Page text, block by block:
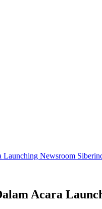
Launching Newsroom
Acara